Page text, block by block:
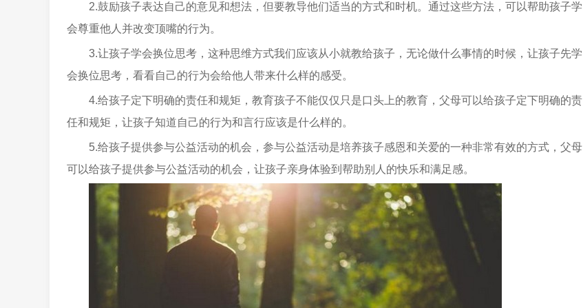
2.鼓励孩子表达自己的意见和想法，但要教导他们适当的方式和时机。通过这些方法，可以帮助孩子学
会尊重他人并改变顶嘴的行为。
3.让孩子学会换位思考，这种思维方式我们应该从小就教给孩子，无论做什么事情的时候，让孩子先学
会换位思考，看看自己的行为会给他人带来什么样的感受。
4.给孩子定下明确的责任和规矩，教育孩子不能仅仅只是口头上的教育，父母可以给孩子定下明确的责
任和规矩，让孩子知道自己的行为和言行应该是什么样的。
5.给孩子提供参与公益活动的机会，参与公益活动是培养孩子感恩和关爱的一种非常有效的方式，父母
可以给孩子提供参与公益活动的机会，让孩子亲身体验到帮助别人的快乐和满足感。